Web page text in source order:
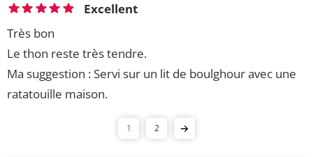
Excellent
Très bon
Le thon reste très tendre.
Ma suggestion : Servi sur un lit de boulghour avec une
ratatouille maison.
1 2